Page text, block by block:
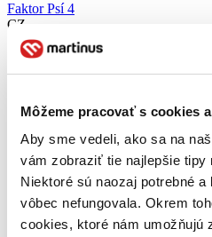
Môžeme pracovať s cookies
Aby sme vedeli, ako sa na
vám zobraziť tie najlepšie tipy
Niektoré sú naozaj potrebné
vôbec nefungovala. Okrem
cookies, ktoré nám umožňujú
Faktor Psí 4
CZ
Dan Aykroyd
Nigel Bennett
Barclay Hope
Kristin Lehman
ďalší
4. diel sérieKronika
Řecké písmeno PSÍ je znakem pro
nevysvětlitelné. FAKTOR PSÍ je
takzvaných paranormálních jevů.